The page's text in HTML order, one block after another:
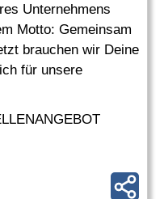
Unternehmens
Motto: Gemeinsam
brauchen wir Deine
für unsere